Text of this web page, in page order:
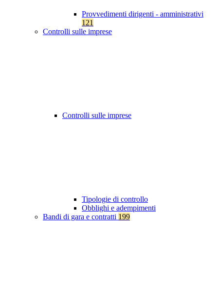
Provvedimenti dirigenti - amministrativi
121
Controlli sulle imprese
Controlli sulle imprese
Tipologie di controllo
Obblighi e adempimenti
Bandi di gara e contratti 199